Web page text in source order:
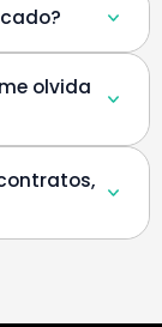
olvida